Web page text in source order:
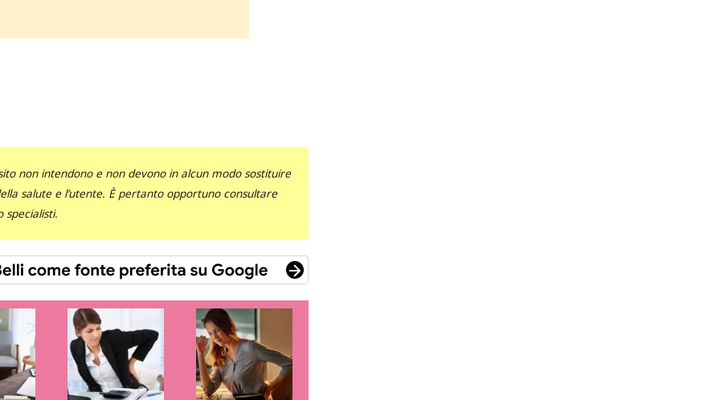
non intendono e non devono in alcun modo sostituire
salute e l’utente. È pertanto opportuno consultare